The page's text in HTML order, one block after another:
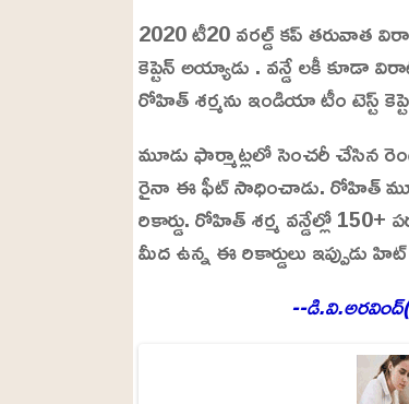
2020 టీ20 వరల్డ్ కప్ తరువాత
కెప్టెన్ అయ్యాడు . వన్డే లకీ కూడా
రోహిత్ శర్మను ఇండియా టీం టెస్ట్
మూడు ఫార్మాట్లలో సెంచరీ చేసిన
రైనా ఈ ఫీట్ సాధించాడు. రోహిత్
రికార్డు. రోహిత్ శర్మ వన్డేల్లో
మీద ఉన్న ఈ రికార్డులు ఇప్పుడు
--